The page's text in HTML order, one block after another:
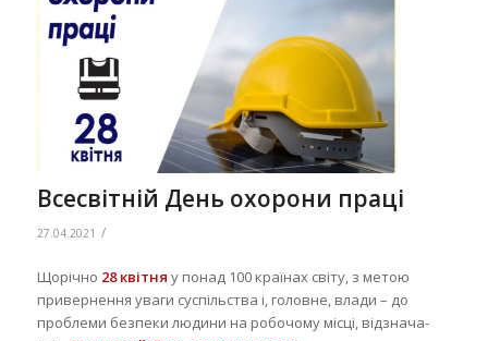
Всесвітній День охорони праці
27.04.2021 /
Щорічно 28 квітня у понад 100 країнах світу, з метою
привернення уваги суспільства і, головне, влади – до
пробле­ми безпеки людини на робо­чому місці, відзнача­